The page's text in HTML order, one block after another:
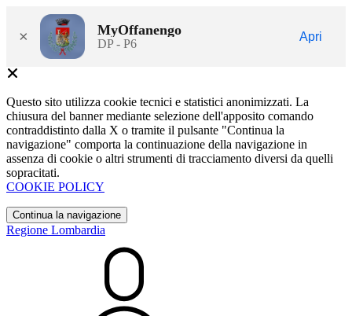
× MyOffanengo
DP - P6
Apri
Questo sito utilizza cookie tecnici e statistici anonimizzati. La
chiusura del banner mediante selezione dell'apposito comando
contraddistinto dalla X o tramite il pulsante "Continua la
navigazione" comporta la continuazione della navigazione in
assenza di cookie o altri strumenti di tracciamento diversi da quelli
sopracitati.
COOKIE POLICY
Continua la navigazione
Regione Lombardia